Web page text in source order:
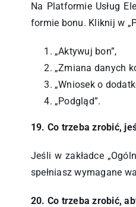
Na Platformie Usług
formie bonu. Kliknij w
„Aktywuj bon”,
„Zmiana danych
„Wniosek o
„Podgląd”.
19. Co trzeba zrobić,
Jeśli w zakładce
spełniasz wymagane
20. Co trzeba zrobić,